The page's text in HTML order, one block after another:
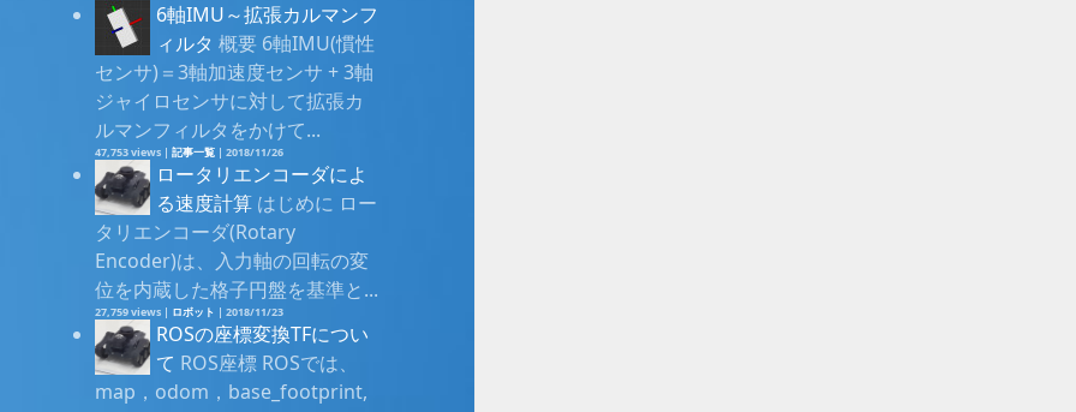
6軸IMU～拡張カルマンフ
ィルタ 概要 6軸IMU(慣性
センサ)＝3軸加速度センサ + 3軸
ジャイロセンサに対して拡張カ
ルマンフィルタをかけて...
47,753 views |記事一覧 |2018/11/26
ロータリエンコーダによ
る速度計算 はじめに ロー
タリエンコーダ(Rotary
Encoder)は、入力軸の回転の変
位を内蔵した格子円盤を基準と...
27,759 views | ロボット |2018/11/23
ROSの座標変換TFについ
て ROS座標 ROSでは、
map，odom，base_footprint,